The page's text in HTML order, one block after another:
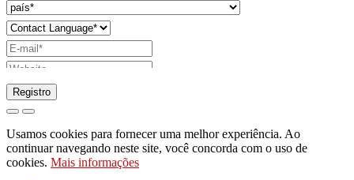
pedido para enviar catálogo
pedido para ser contactado pelo seu
representante de vendas
Registro
Usamos cookies para fornecer uma melhor experiência. Ao
continuar navegando neste site, você concorda com o uso de
cookies. Mais informações